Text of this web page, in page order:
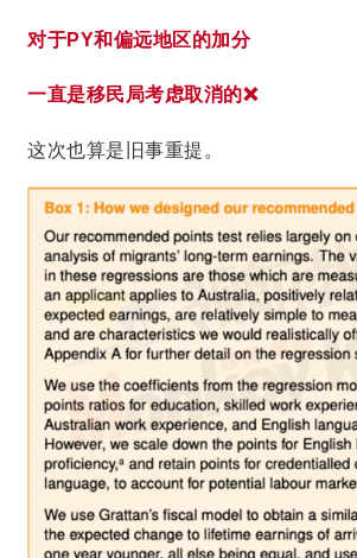
对于PY和偏远地区的加分
一直是移民局考虑取消的❌
这次也算是旧事重提。